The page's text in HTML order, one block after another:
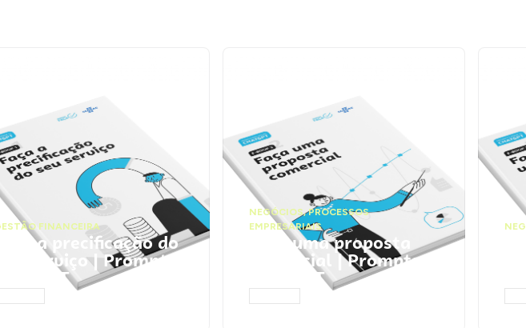
FINANCEIRA
Faça a precificação do
seu serviço | Prompts
ChatGPT
NEGÓCIOS,PROCESSOS
EMPRESARIAIS
Faça uma proposta
comercial | Prompts
ChatGPT